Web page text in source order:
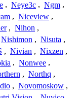
, Neye3c , Ngm ,
, Niceview ,
, Nihon ,
Nishimon , Nisuta ,
, Nivian , Nixzen ,
, Nonwee ,
, Northq ,
, Novomoskow ,